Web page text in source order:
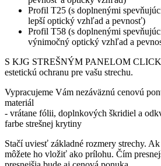
Profil T25 (s doplnenými
lepší optický vzhľad a pevnosť)
Profil T58 (s doplnenými
výnimočný optický vzhľad a
S KJG STREŠNÝM PANELOM CLICK
estetickú ochranu pre vašu strechu.
Vypracujeme Vám nezáväznú cenovú
materiál
- vrátane fólii, doplnkových škridiel a
farbe strešnej krytiny
Stačí uviesť základné rozmery strechy.
môžete ho vložiť ako prílohu. Čím